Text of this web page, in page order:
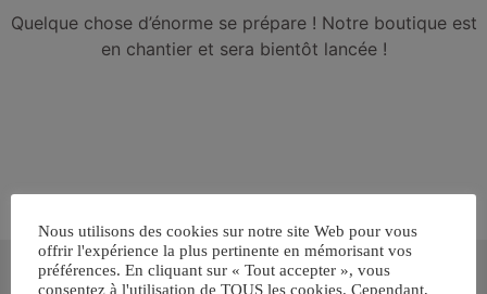
Quelque chose d’énorme se prépare ! Notre boutique est
en chantier et sera bientôt lancée !
Inscrivez-vous gratuitement pour
recevoir votre guide BARF gratuit !
Nous utilisons des cookies sur notre site Web pour vous
offrir l'expérience la plus pertinente en mémorisant vos
préférences. En cliquant sur « Tout accepter », vous
consentez à l'utilisation de TOUS les cookies. Cependant,